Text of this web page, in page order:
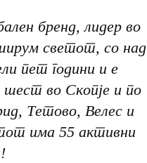
бренд, лидер вo
светот, со над
пет години и е
во Скопје и по
Тетово, Велес и
има 55 активни